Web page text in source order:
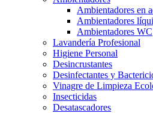
Ambientadores en
Ambientadores
Ambientadores WC
Lavandería Profesional
Higiene Personal
Desincrustantes
Desinfectantes y
Vinagre de Limpieza
Insecticidas
Desatascadores